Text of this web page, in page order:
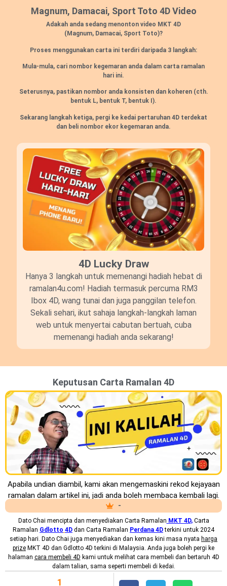
Magnum, Damacai, Sport Toto 4D Video
Adakah anda sedang menonton video MKT 4D
(Magnum, Damacai, Sport Toto)?
Proses menggunakan carta ini terdiri daripada 3 langkah:
Mula-mula, cari nombor kegemaran anda dalam carta ramalan
hari ini.
Seterusnya, pastikan nombor anda konsisten dan koheren (cth.
bentuk L, bentuk T, bentuk I).
Sekarang langkah ketiga, pergi ke kedai pertaruhan 4D terdekat
dan beli nombor ekor kegemaran anda.
4D Lucky Draw​
Hanya 3 langkah untuk memenangi hadiah hebat di
ramalan4u.com! Hadiah termasuk percuma RM3
Ibox 4D, wang tunai dan juga panggilan telefon.
Sekali sehari, ikut sahaja langkah-langkah laman
web untuk menyertai cabutan bertuah, cuba
memenangi hadiah anda sekarang!
Keputusan Carta Ramalan 4D
Apabila undian diambil, kami akan mengemaskini rekod kejayaan
ramalan dalam artikel ini, jadi anda boleh membaca kembali lagi.
-
Dato Chai mencipta dan menyediakan Carta Ramalan MKT 4D,Carta
Ramalan Gdlotto 4D dan Carta Ramalan Perdana 4D terkini untuk 2024
setiap hari. Dato Chai juga menyediakan dan kemas kini masa nyata harga
prize MKT 4D dan Gdlotto 4D terkini di Malaysia. Anda juga boleh pergi ke
halaman cara membeli 4D kami untuk melihat cara membeli dan bertaruh 4D
dalam talian, sama seperti membeli di kedai.
1